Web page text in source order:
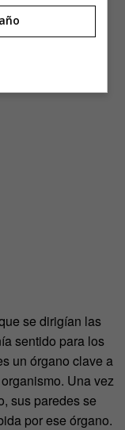
se dirigían las
sentido para los
un órgano clave a
Una vez
sus paredes se
por ese órgano.